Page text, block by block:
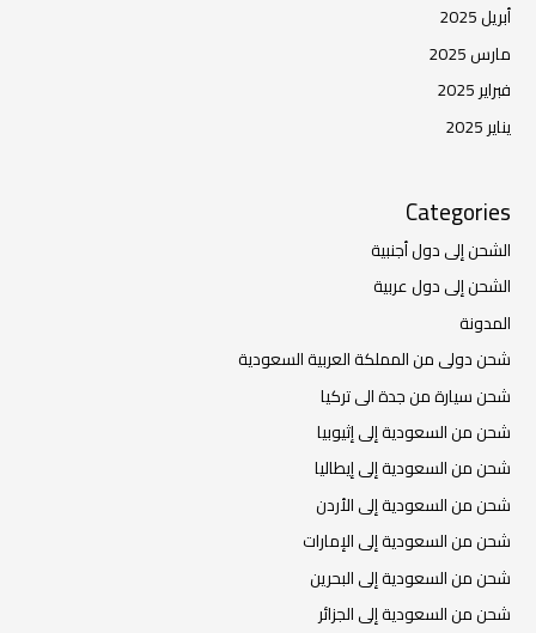
أبريل 2025
مارس 2025
فبراير 2025
يناير 2025
Categories
الشحن إلى دول أجنبية
الشحن إلى دول عربية
المدونة
شحن دولى من المملكة العربية السعودية
شحن سيارة من جدة الى تركيا
شحن من السعودية إلى إثيوبيا
شحن من السعودية إلى إيطاليا
شحن من السعودية إلى الأردن
شحن من السعودية إلى الإمارات
شحن من السعودية إلى البحرين
شحن من السعودية إلى الجزائر